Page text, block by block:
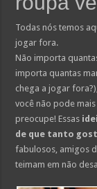
Todas nós temos
jogar fora.
Não importa
importa quantas
chega a jogar
você não pode
preocupe! Essas
de que tanto
fabulosos, amigos
teimam em não